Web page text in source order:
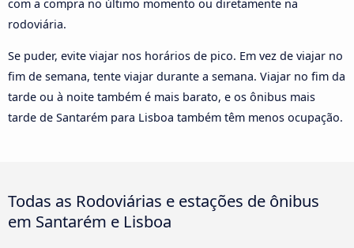
com a compra no último momento ou diretamente na
rodoviária.
Se puder, evite viajar nos horários de pico. Em vez de viajar no
fim de semana, tente viajar durante a semana. Viajar no fim da
tarde ou à noite também é mais barato, e os ônibus mais
tarde de Santarém para Lisboa também têm menos ocupação.
Todas as Rodoviárias e estações de ônibus
em Santarém e Lisboa